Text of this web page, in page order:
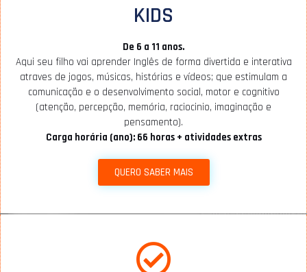
KIDS
De 6 a 11 anos.
Aqui seu filho vai aprender Inglês de forma divertida e interativa
atraves de jogos, músicas, histórias e vídeos; que estimulam a
comunicação e o desenvolvimento social, motor e cognitivo
(atenção, percepção, memória, raciocinio, imaginação e
pensamento).
Carga horária (ano): 66 horas + atividades extras
QUERO SABER MAIS